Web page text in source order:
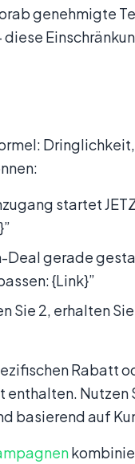
genehmigte
startet
Deal gerade
{Link}”
Sie 2, erhalten
Rabatt
enthalten. Nutzen
basierend auf